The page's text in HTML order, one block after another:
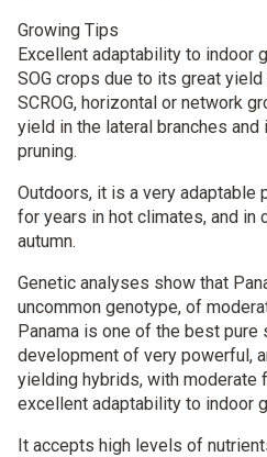
Growing Tips
Excellent adaptability to indoor
SOG crops due to its great
SCROG, horizontal or network
yield in the lateral branches
pruning.
Outdoors, it is a very adaptable
for years in hot climates, and
autumn.
Genetic analyses show that
uncommon genotype, of
Panama is one of the best
development of very powerful,
yielding hybrids, with moderate
excellent adaptability to indoor
It accepts high levels of